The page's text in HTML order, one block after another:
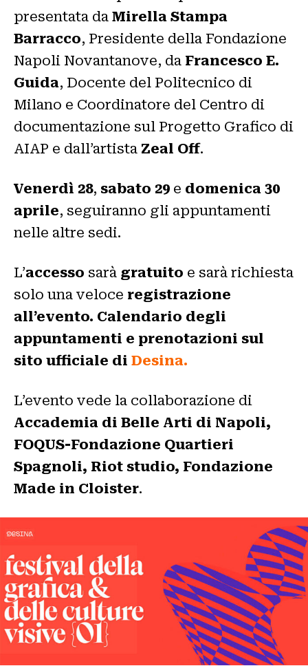
presentata da Mirella Stampa
Barracco, Presidente della Fondazione
Napoli Novantanove, da Francesco E.
Guida, Docente del Politecnico di
Milano e Coordinatore del Centro di
documentazione sul Progetto Grafico di
AIAP e dall’artista Zeal Off.
Venerdì 28, sabato 29 e domenica 30
aprile, seguiranno gli appuntamenti
nelle altre sedi.
L’accesso sarà gratuito e sarà richiesta
solo una veloce registrazione
all’evento. Calendario degli
appuntamenti e prenotazioni sul
sito ufficiale di Desina.
L’evento vede la collaborazione di
Accademia di Belle Arti di Napoli,
FOQUS-Fondazione Quartieri
Spagnoli, Riot studio, Fondazione
Made in Cloister.